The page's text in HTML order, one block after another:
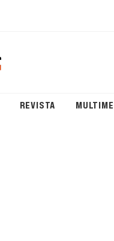
REVISTA